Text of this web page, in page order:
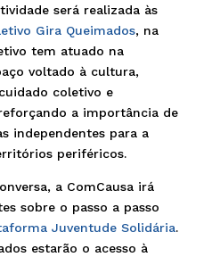
será realizada às
Gira Queimados, na
tem atuado na
voltado à cultura,
coletivo e
a importância de
independentes para a
periféricos.
a ComCausa irá
sobre o passo a passo
Juventude Solidária.
estarão o acesso à